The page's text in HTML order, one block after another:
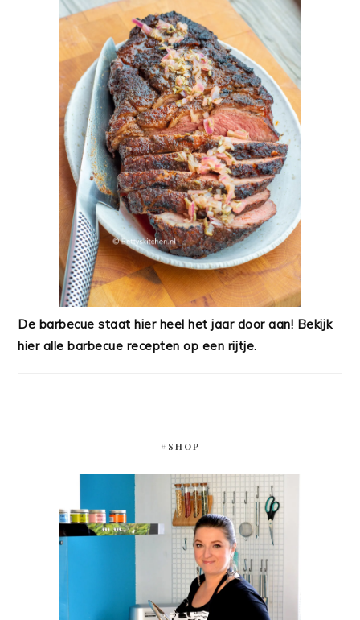
De barbecue staat hier heel het jaar door aan! Bekijk
hier alle barbecue recepten op een rijtje.
#SHOP